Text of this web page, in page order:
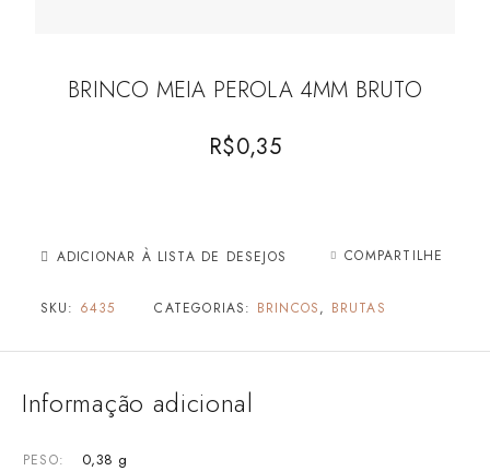
BRINCO MEIA PEROLA 4MM BRUTO
R$0,35
ADICIONAR À LISTA DE DESEJOS COMPARTILHE
SKU: 6435 CATEGORIAS: BRINCOS, BRUTAS
Informação adicional
PESO 0,38 g